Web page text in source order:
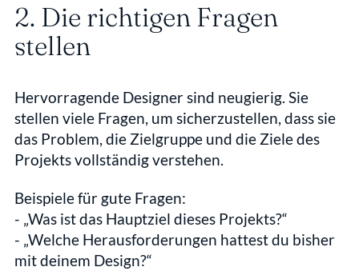
2. Die richtigen Fragen
stellen
Hervorragende Designer sind neugierig. Sie
stellen viele Fragen, um sicherzustellen, dass sie
das Problem, die Zielgruppe und die Ziele des
Projekts vollständig verstehen.
Beispiele für gute Fragen:
- „Was ist das Hauptziel dieses Projekts?“
- „Welche Herausforderungen hattest du bisher
mit deinem Design?“